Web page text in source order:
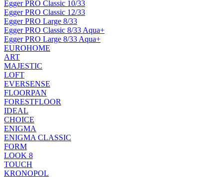
Egger PRO Classic 10/33
Egger PRO Classic 12/33
Egger PRO Large 8/33
Egger PRO Classic 8/33 Aqua+
Egger PRO Large 8/33 Aqua+
EUROHOME
ART
MAJESTIC
LOFT
EVERSENSE
FLOORPAN
FORESTFLOOR
IDEAL
CHOICE
ENIGMA
ENIGMA CLASSIC
FORM
LOOK 8
TOUCH
KRONOPOL